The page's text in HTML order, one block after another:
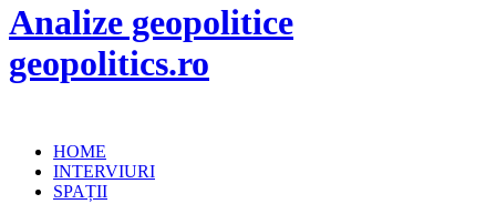
Analize geopolitice
geopolitics.ro
HOME
INTERVIURI
SPAȚII